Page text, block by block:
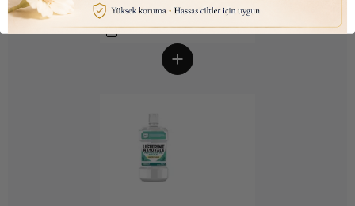
₺ 450.00 ₺ 145.10